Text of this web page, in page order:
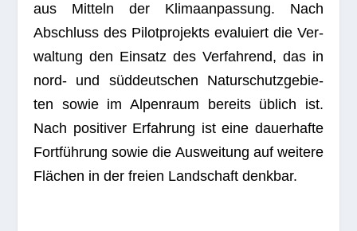
aus Mit­teln der Kli­ma­an­pas­sung. Nach
Abschluss des Pilot­pro­jekts eva­lu­iert die Ver­
wal­tung den Ein­satz des Ver­fah­rend, das in
nord- und süd­deut­schen Natur­schutz­ge­bie­
ten sowie im Alpen­raum bereits üblich ist.
Nach posi­ti­ver Erfah­rung ist eine dau­er­hafte
Fort­füh­rung sowie die Aus­wei­tung auf wei­tere
Flä­chen in der freien Land­schaft denkbar.